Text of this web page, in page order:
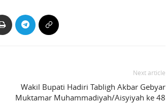
Next article
Wakil Bupati Hadiri Tabligh Akbar Gebyar
Muktamar Muhammadiyah/Aisyiyah ke 48